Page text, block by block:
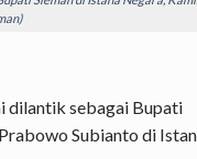
dilantik sebagai Bupati
Subianto di